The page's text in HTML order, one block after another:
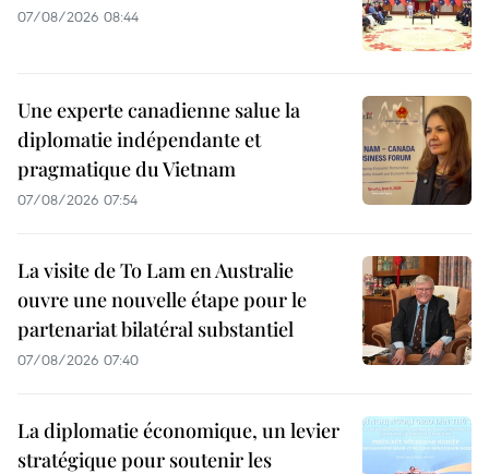
07/08/2026 08:44
Une experte canadienne salue la
diplomatie indépendante et
pragmatique du Vietnam
07/08/2026 07:54
La visite de To Lam en Australie
ouvre une nouvelle étape pour le
partenariat bilatéral substantiel
07/08/2026 07:40
La diplomatie économique, un levier
stratégique pour soutenir les